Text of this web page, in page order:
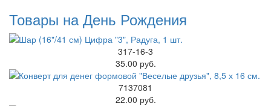
Товары на День Рождения
317-16-3
35.00 руб.
7137081
22.00 руб.